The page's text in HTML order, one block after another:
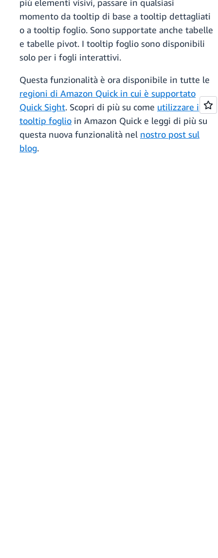
più elementi visivi, passare in qualsiasi
momento da tooltip di base a tooltip dettagliati
o a tooltip foglio. Sono supportate anche tabelle
e tabelle pivot. I tooltip foglio sono disponibili
solo per i fogli interattivi.
Questa funzionalità è ora disponibile in tutte le
regioni di Amazon Quick in cui è supportato
Quick Sight. Scopri di più su come utilizzare i
tooltip foglio in Amazon Quick e leggi di più su
questa nuova funzionalità nel nostro post sul
blog.